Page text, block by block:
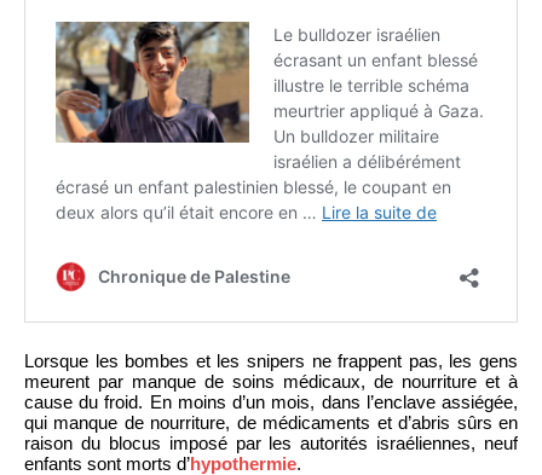
Lorsque les bombes et les snipers ne frappent pas, les gens
meurent par manque de soins médicaux, de nourriture et à
cause du froid. En moins d’un mois, dans l’enclave assiégée,
qui manque de nourriture, de médicaments et d’abris sûrs en
raison du blocus imposé par les autorités israéliennes, neuf
enfants sont morts d’hypothermie.